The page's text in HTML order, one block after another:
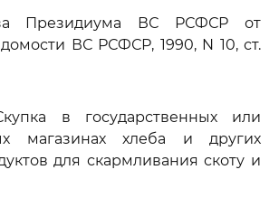
Президиума ВС РСФСР от
ВС РСФСР, 1990, N 10, ст.
в государственных или
магазинах хлеба и других
для скармливания скоту и